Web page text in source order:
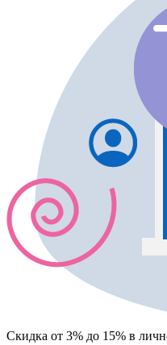
Скидка от 3% до 15% в